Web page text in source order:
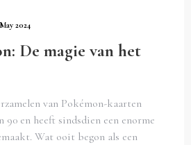
2024
De magie van het
van Pokémon-kaarten
90 en heeft sindsdien een enorme
Wat ooit begon als een